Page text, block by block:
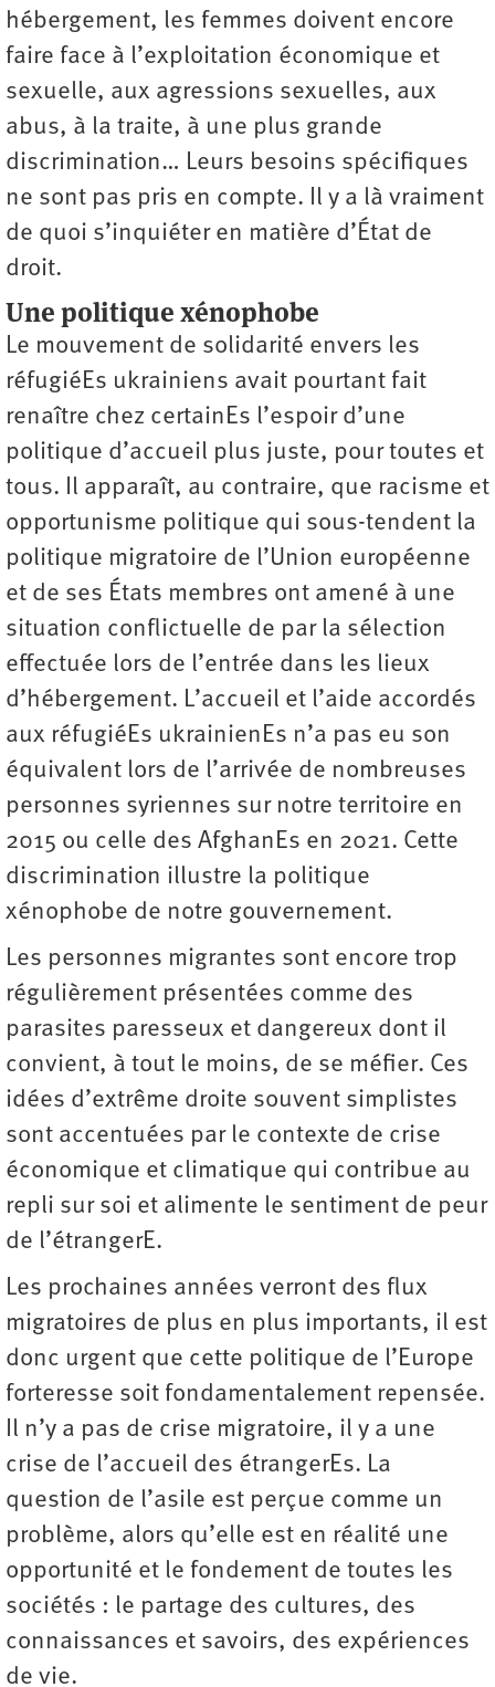
hébergement, les femmes doivent encore
faire face à l’exploitation économique et
sexuelle, aux agressions sexuelles, aux
abus, à la traite, à une plus grande
discrimination… Leurs besoins spécifiques
ne sont pas pris en compte. Il y a là vraiment
de quoi s’inquiéter en matière d’État de
droit.
Une politique xénophobe
Le mouvement de solidarité envers les
réfugiéEs ukrainiens avait pourtant fait
renaître chez certainEs l’espoir d’une
politique d’accueil plus juste, pour toutes et
tous. Il apparaît, au contraire, que racisme et
opportunisme politique qui sous-tendent la
politique migratoire de l’Union européenne
et de ses États membres ont amené à une
situation conflictuelle de par la sélection
effectuée lors de l’entrée dans les lieux
d’hébergement. L’accueil et l’aide accordés
aux réfugiéEs ukrainienEs n’a pas eu son
équivalent lors de l’arrivée de nombreuses
personnes syriennes sur notre territoire en
2015 ou celle des AfghanEs en 2021. Cette
discrimination illustre la politique
xénophobe de notre gouvernement.
Les personnes migrantes sont encore trop
régulièrement présentées comme des
parasites paresseux et dangereux dont il
convient, à tout le moins, de se méfier. Ces
idées d’extrême droite souvent simplistes
sont accentuées par le contexte de crise
économique et climatique qui contribue au
repli sur soi et alimente le sentiment de peur
de l’étrangerE.
Les prochaines années verront des flux
migratoires de plus en plus importants, il est
donc urgent que cette politique de l’Europe
forteresse soit fondamentalement repensée.
Il n’y a pas de crise migratoire, il y a une
crise de l’accueil des étrangerEs. La
question de l’asile est perçue comme un
problème, alors qu’elle est en réalité une
opportunité et le fondement de toutes les
sociétés : le partage des cultures, des
connaissances et savoirs, des expériences
de vie.